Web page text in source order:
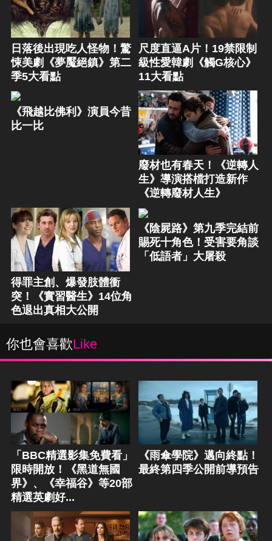
日落後出現吃人怪物！驚
悚美劇《夢魘絕鎮》第二
季5大看點
尺度直逼A片！19禁限制
級性愛韓劇《觸G核心》
11大看點
《飛越比佛利》演員今昔
比一比
廢材也有春天！《逆轉人
生》導演搭檔打造新作
《逆轉廢材人生》
得罪主創、爆發肢體衝
突！《實習醫生》14位角
色退出真相大公開
《陰屍路》第九季完結前
賜死十角色！受害要角談
「低語者」大屠殺
你也會喜歡Like
「BBC精選影集免費看」
限時開放！《黑道無國
界》、《幸福谷》等20部
精選英劇好...
《雨傘學院》邁向終點！
最終第四季公開前導預告